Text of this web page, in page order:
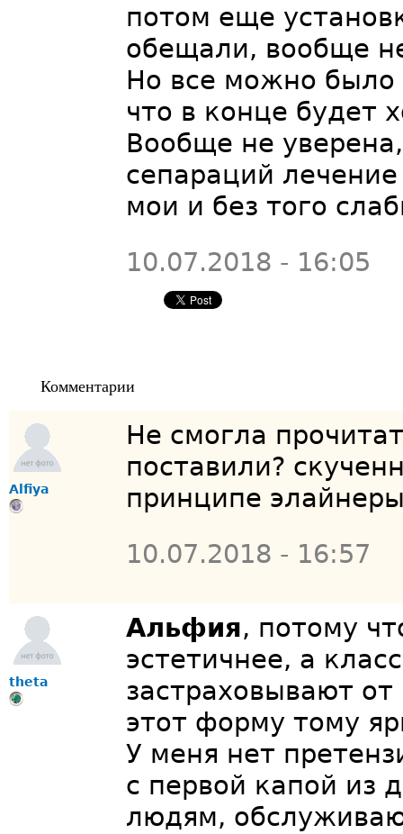
потом еще
обещали, вообще
Но все можно было
что в конце будет
Вообще не
сепараций
мои и без того
10.07.2018 - 16:05
Комментарии
Alfiya
Не смогла
поставили?
принципе
10.07.2018 - 16:57
theta
Альфия, потому
эстетичнее, а
застраховывают
этот форму тому
У меня нет
с первой капой из
людям,